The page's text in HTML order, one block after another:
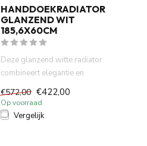
HANDDOEKRADIATOR
GLANZEND WIT
185,6X60CM
Deze glanzend witte radiator
combineert elegantie en
praktisch gemak. Het slanke...
€572,00 €422,00
Op voorraad
Vergelijk